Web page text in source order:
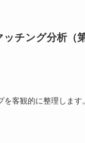
チング分析（第
客観的に整理します